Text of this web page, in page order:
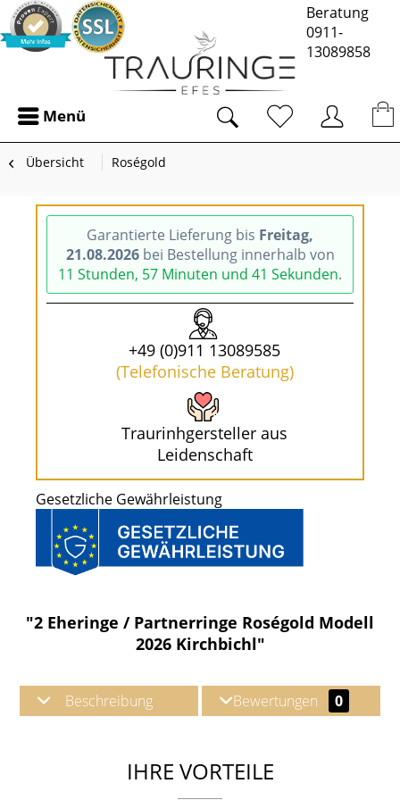
Beratung
0911-
13089858
Menü
Übersicht Roségold
Garantierte Lieferung bis Freitag,
21.08.2026bei Bestellung innerhalb von
11 Stunden, 57 Minuten und 41 Sekunden.
+49 (0)911 13089585
(Telefonische Beratung)
Traurinhgersteller aus
Leidenschaft
Gesetzliche Gewährleistung
"2 Eheringe / Partnerringe Roségold Modell
2026 Kirchbichl"
Beschreibung Bewertungen 0
IHRE VORTEILE